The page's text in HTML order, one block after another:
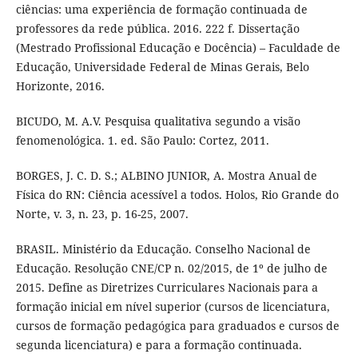
ciências: uma experiência de formação continuada de
professores da rede pública. 2016. 222 f. Dissertação
(Mestrado Profissional Educação e Docência) – Faculdade de
Educação, Universidade Federal de Minas Gerais, Belo
Horizonte, 2016.
BICUDO, M. A.V. Pesquisa qualitativa segundo a visão
fenomenológica. 1. ed. São Paulo: Cortez, 2011.
BORGES, J. C. D. S.; ALBINO JUNIOR, A. Mostra Anual de
Física do RN: Ciência acessível a todos. Holos, Rio Grande do
Norte, v. 3, n. 23, p. 16-25, 2007.
BRASIL. Ministério da Educação. Conselho Nacional de
Educação. Resolução CNE/CP n. 02/2015, de 1º de julho de
2015. Define as Diretrizes Curriculares Nacionais para a
formação inicial em nível superior (cursos de licenciatura,
cursos de formação pedagógica para graduados e cursos de
segunda licenciatura) e para a formação continuada.